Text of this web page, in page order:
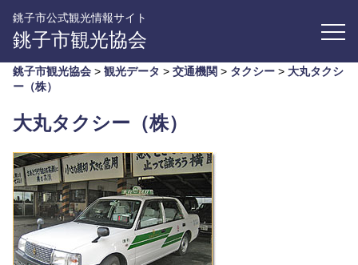
銚子市公式観光情報サイト
銚子市観光協会
銚子市観光協会 > 観光データ > 交通機関 > タクシー > 大丸タクシ
ー（株）
大丸タクシー（株）